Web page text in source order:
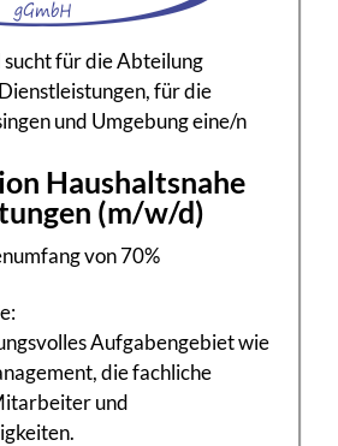
sucht für die Abteilung
für die
und Umgebung eine/n
Haushaltsnahe
(m/w/d)
von 70%
Aufgabengebiet wie
die fachliche
und